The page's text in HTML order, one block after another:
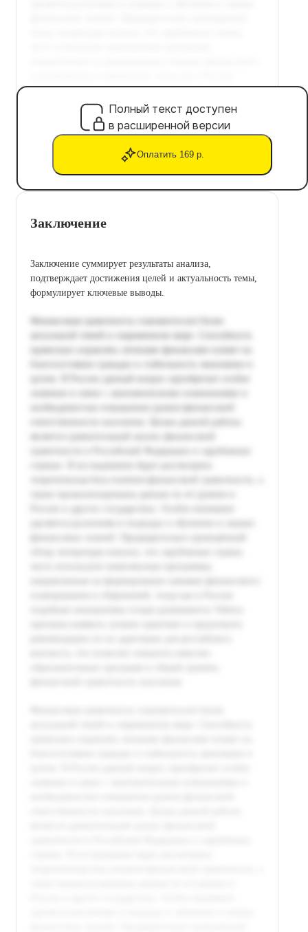
Полный текст доступен
в расширенной версии
Оплатить 169 р.
Заключение
Заключение суммирует результаты анализа,
подтверждает достижения целей и актуальность темы,
формулирует ключевые выводы.